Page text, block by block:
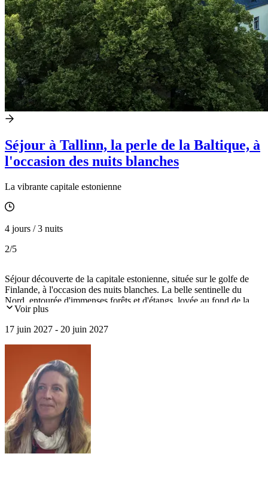
Séjour à Tallinn, la perle de la Baltique, à
l'occasion des nuits blanches
La vibrante capitale estonienne
4 jours / 3 nuits
2/5
Séjour découverte de la capitale estonienne, située sur le golfe de
Finlande, à l'occasion des nuits blanches. La belle sentinelle du
Nord, entourée d'immenses forêts et d'étangs, lovée au fond de la
baie du même nom, possède un patrimoine remarquable, inscrit au
ville basse, palais de Kadriorg, cathédrale orthodoxe Alexandre
Nevski, musée des Occupations et de la liberté, excursion dans le
Voir plus
17 juin 2027 - 20 juin 2027